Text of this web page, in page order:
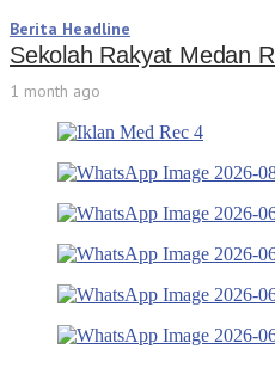
Berita Headline
Sekolah Rakyat Medan
1 month ago